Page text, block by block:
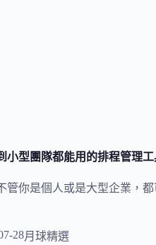
小型團隊都能用的排程管理工
管你是個人或是大型企業，
28月球精選